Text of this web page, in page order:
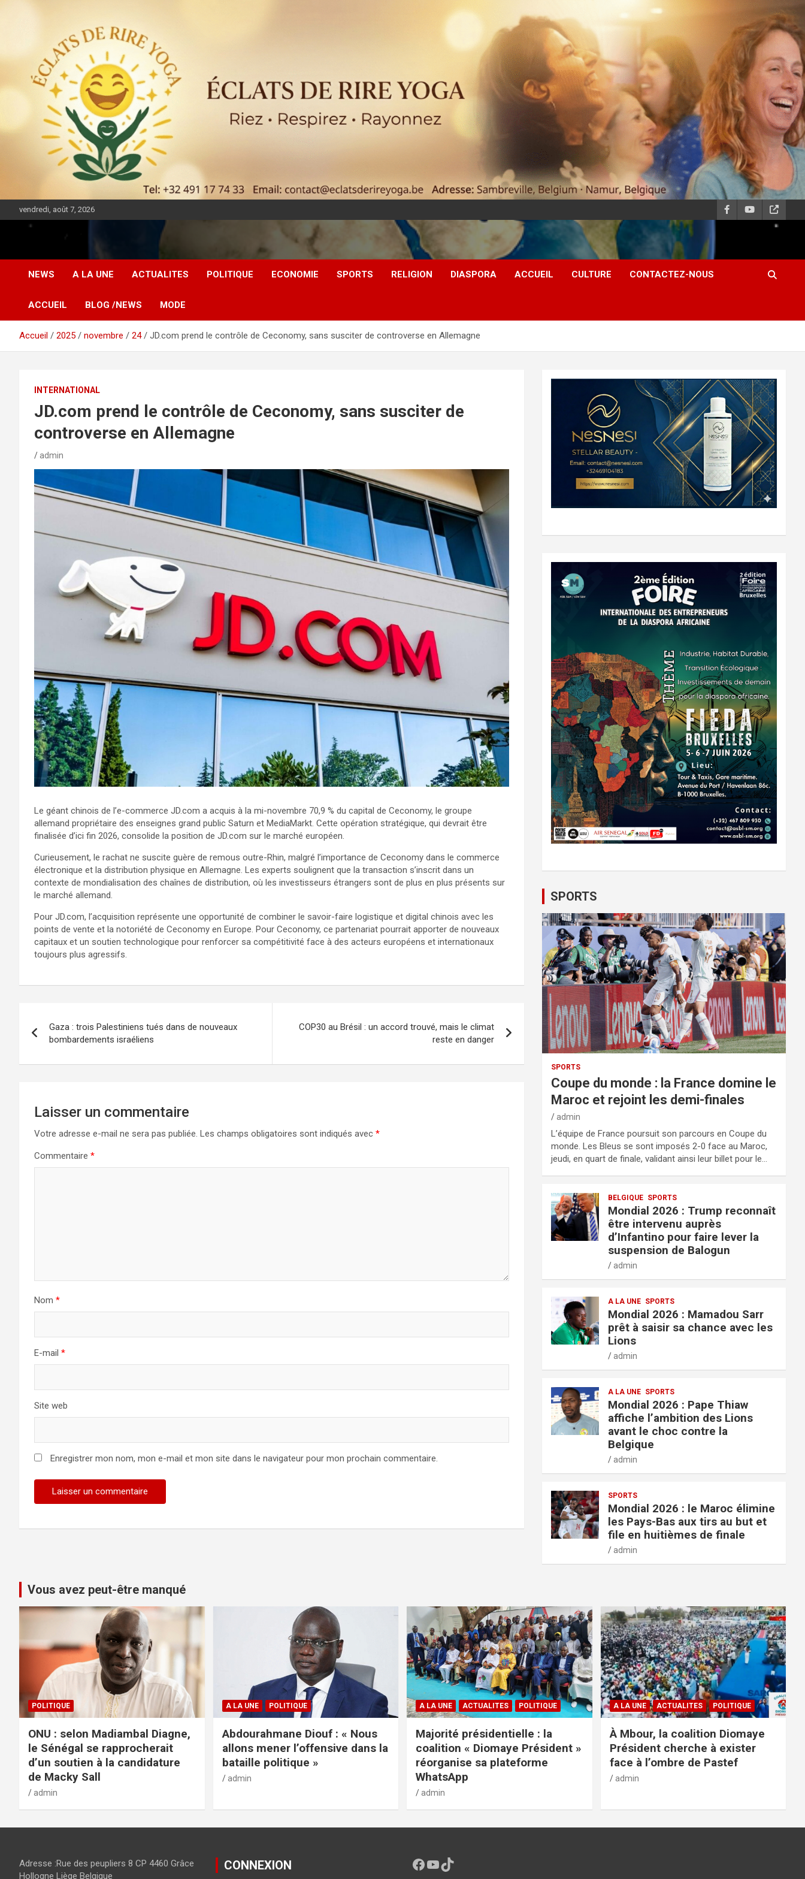
vendredi, août 7, 2026
DIASPORA PULSE
NEWS A LA UNE ACTUALITES POLITIQUE ECONOMIE SPORTS RELIGION DIASPORA ACCUEIL CULTURE CONTACTEZ-NOUS
ACCUEIL BLOG /NEWS MODE
Accueil 2025 novembre 24 JD.com prend le contrôle de Ceconomy, sans susciter de controverse en Allemagne
INTERNATIONAL
JD.com prend le contrôle de Ceconomy, sans susciter de
controverse en Allemagne
admin
Le géant chinois de l’e-commerce JD.com a acquis à la mi-novembre 70,9 % du capital de Ceconomy, le groupe
allemand propriétaire des enseignes grand public Saturn et MediaMarkt. Cette opération stratégique, qui devrait être
finalisée d’ici fin 2026, consolide la position de JD.com sur le marché européen.
Curieusement, le rachat ne suscite guère de remous outre-Rhin, malgré l’importance de Ceconomy dans le commerce
électronique et la distribution physique en Allemagne. Les experts soulignent que la transaction s’inscrit dans un
contexte de mondialisation des chaînes de distribution, où les investisseurs étrangers sont de plus en plus présents sur
le marché allemand.
Pour JD.com, l’acquisition représente une opportunité de combiner le savoir-faire logistique et digital chinois avec les
points de vente et la notoriété de Ceconomy en Europe. Pour Ceconomy, ce partenariat pourrait apporter de nouveaux
capitaux et un soutien technologique pour renforcer sa compétitivité face à des acteurs européens et internationaux
toujours plus agressifs.
Gaza : trois Palestiniens tués dans de nouveaux
bombardements israéliens
COP30 au Brésil : un accord trouvé, mais le climat
reste en danger
Laisser un commentaire
Votre adresse e-mail ne sera pas publiée. Les champs obligatoires sont indiqués avec *
Commentaire *
Nom *
E-mail *
Site web
Enregistrer mon nom, mon e-mail et mon site dans le navigateur pour mon prochain commentaire.
SPORTS
SPORTS
Coupe du monde : la France domine le
Maroc et rejoint les demi-finales
admin
L’équipe de France poursuit son parcours en Coupe du
monde. Les Bleus se sont imposés 2-0 face au Maroc,
jeudi, en quart de finale, validant ainsi leur billet pour le…
BELGIQUE SPORTS
Mondial 2026 : Trump reconnaît
être intervenu auprès
d’Infantino pour faire lever la
suspension de Balogun
admin
A LA UNE SPORTS
Mondial 2026 : Mamadou Sarr
prêt à saisir sa chance avec les
Lions
admin
A LA UNE SPORTS
Mondial 2026 : Pape Thiaw
affiche l’ambition des Lions
avant le choc contre la
Belgique
admin
SPORTS
Mondial 2026 : le Maroc élimine
les Pays-Bas aux tirs au but et
file en huitièmes de finale
admin
Vous avez peut-être manqué
POLITIQUE
ONU : selon Madiambal Diagne,
le Sénégal se rapprocherait
d’un soutien à la candidature
de Macky Sall
admin
A LA UNE POLITIQUE
Abdourahmane Diouf : « Nous
allons mener l’offensive dans la
bataille politique »
admin
A LA UNE ACTUALITES POLITIQUE
Majorité présidentielle : la
coalition « Diomaye Président »
réorganise sa plateforme
WhatsApp
admin
A LA UNE ACTUALITES POLITIQUE
À Mbour, la coalition Diomaye
Président cherche à exister
face à l’ombre de Pastef
admin
Adresse :Rue des peupliers 8 CP 4460 Grâce
Hollogne Liège Belgique
CONNEXION